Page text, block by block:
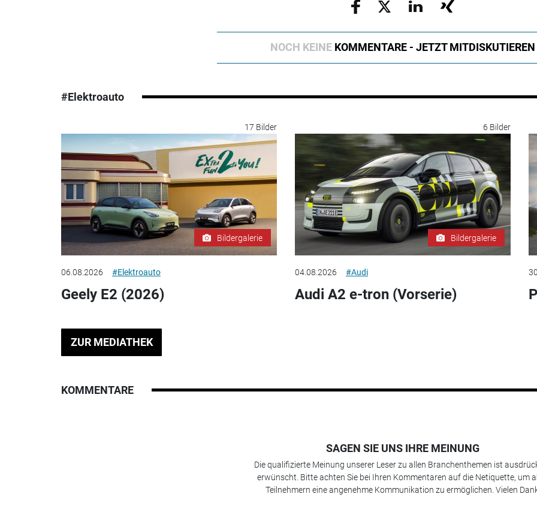
NOCH KEINE KOMMENTARE - JETZT MITDISKUTIEREN
#Elektroauto
17 Bilder
Bildergalerie
06.08.2026 #Elektroauto
Geely E2 (2026)
6 Bilder
Bildergalerie
04.08.2026 #Audi
Audi A2 e-tron (Vorserie)
ZUR MEDIATHEK
KOMMENTARE
SAGEN SIE UNS IHRE MEINUNG
Die qualifizierte Meinung unserer Leser zu allen Branchenthemen ist
erwünscht. Bitte achten Sie bei Ihren Kommentaren auf die Netiquette, um
Teilnehmern eine angenehme Kommunikation zu ermöglichen. Vielen